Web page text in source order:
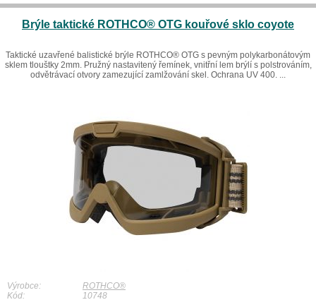
Brýle taktické ROTHCO® OTG kouřové sklo coyote
Taktické uzavřené balistické brýle ROTHCO® OTG s pevným polykarbonátovým
sklem tlouštky 2mm. Pružný nastavitený řemínek, vnitřní lem brýlí s polstrováním,
odvětrávací otvory zamezující zamlžování skel. Ochrana UV 400. ...
Výrobce:
ROTHCO®
Kód:
10748